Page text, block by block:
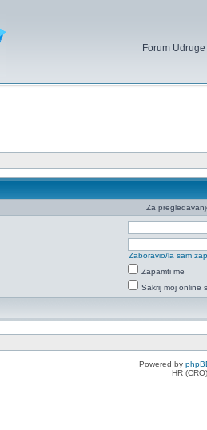
Forum
Za
Zaboravio/la sam
Zapamti me
Sakrij moj online
Powered by
HR